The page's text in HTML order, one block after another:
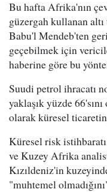
Bu hafta Afrika'nın
güzergah kullanan
Babu'l Mendeb'ten
geçebilmek için
haberine göre bu
Suudi petrol ihracatı
yaklaşık yüzde
olarak küresel
Küresel risk
ve Kuzey Afrika
Kızıldeniz'in
"muhtemel